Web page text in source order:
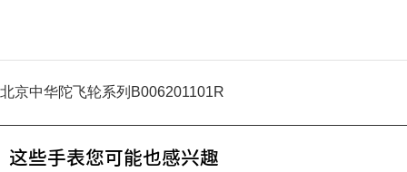
北京中华陀飞轮系列B006201101R
这些手表您可能也感兴趣